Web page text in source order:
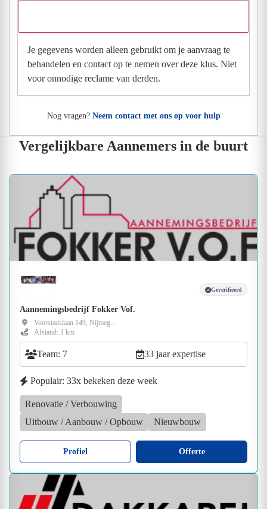
Je gegevens worden alleen gebruikt om je aanvraag te
behandelen en contact op te nemen over deze klus. Niet
voor onnodige reclame van derden.
Nog vragen? Neem contact met ons op voor hulp
Vergelijkbare Aannemers in de buurt
Geverifieerd
Aannemingsbedrijf Fokker Vof.
Voorstadslaan 149, Nijmeg...
Afstand: 1 km
Team: 7 33 jaar expertise
Populair: 33x bekeken deze week
Renovatie / Verbouwing
Uitbouw / Aanbouw / Opbouw
Nieuwbouw
Profiel Offerte